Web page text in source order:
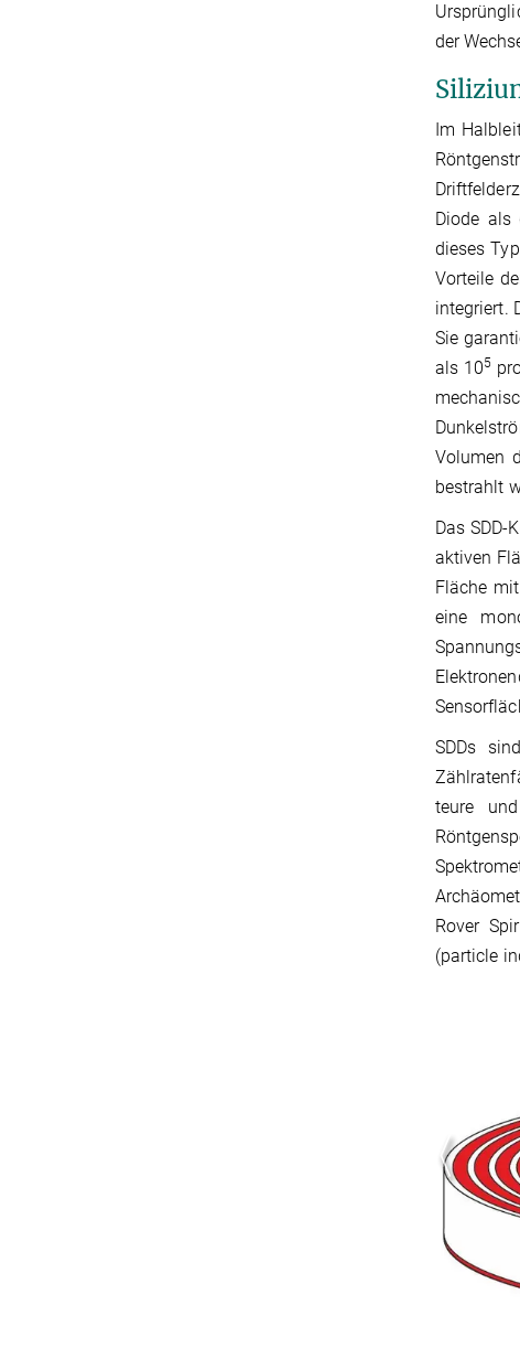
der
Im
Diode als
dieses
Vorteile
integriert.
Sie
als 105
Volumen
bestrahlt
Das
aktiven
Fläche
eine
SDDs
teure
Rover
(particle